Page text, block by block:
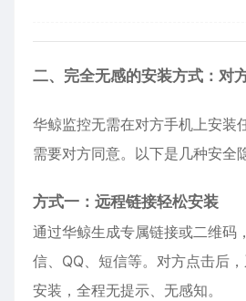
二、完全无感的安装方式：对
华鲸监控无需在对方手机上安装
需要对方同意。以下是几种安全
方式一：远程链接轻松安装
通过华鲸生成专属链接或二维码
信、QQ、短信等。对方点击后
安装，全程无提示、无感知。